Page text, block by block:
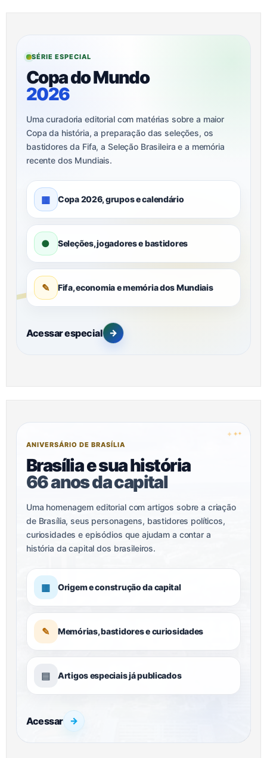
SÉRIE ESPECIAL
Copa do Mundo
2026
Uma curadoria editorial com matérias sobre a maior
Copa da história, a preparação das seleções, os
bastidores da Fifa, a Seleção Brasileira e a memória
recente dos Mundiais.
▦ Copa 2026, grupos e calendário
● Seleções, jogadores e bastidores
✎ Fifa, economia e memória dos Mundiais
Acessar especial →
✦ ✦✦
ANIVERSÁRIO DE BRASÍLIA
Brasília e sua história
66 anos da capital
Uma homenagem editorial com artigos sobre a criação
de Brasília, seus personagens, bastidores políticos,
curiosidades e episódios que ajudam a contar a
história da capital dos brasileiros.
▦ Origem e construção da capital
✎ Memórias, bastidores e curiosidades
▤ Artigos especiais já publicados
Acessar →